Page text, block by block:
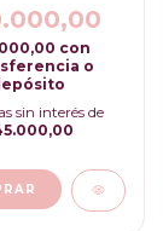
con
o
sin interés de